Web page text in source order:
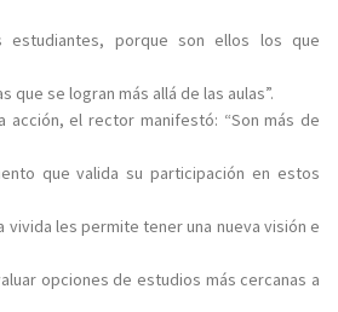
porque son ellos los que
se logran más allá de las aulas”.
el rector manifestó: “Son más de
que valida su participación en estos
vivida les permite tener una nueva visión e
opciones de estudios más cercanas a